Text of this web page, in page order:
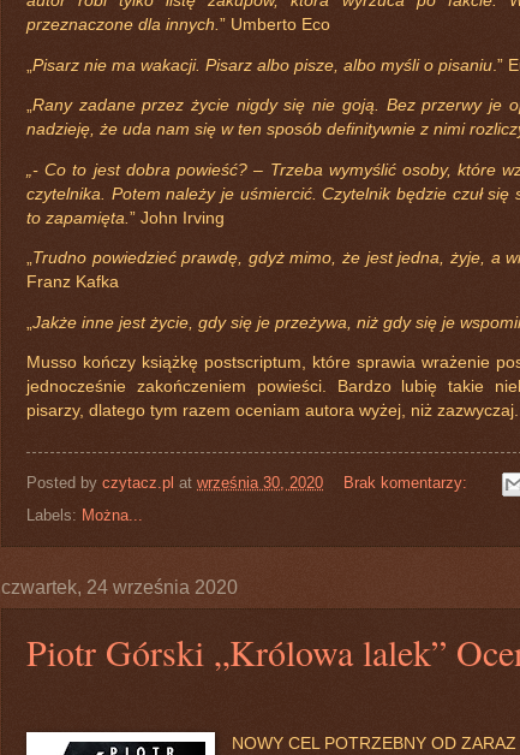
przeznaczone dla innych.” Umberto Eco
Pisarz nie ma wakacji. Pisarz albo pisze, albo myśli o pisaniu .”
„Rany zadane przez życie nigdy się nie goją. Bez przerwy je
nadzieję, że uda nam się w ten sposób definitywnie z nimi
„- Co to jest dobra powieść? – Trzeba wymyślić osoby, które
czytelnika. Potem należy je uśmiercić. Czytelnik będzie czuł się
to zapamięta. ” John Irving
„Trudno powiedzieć prawdę, gdyż mimo, że jest jedna, żyje, a
Franz Kafka
Jakże inne jest życie, gdy się je przeżywa, niż gdy się je
Musso kończy książkę postscriptum, które sprawia wrażenie
jednocześnie zakończeniem powieści. Bardzo lubię takie
pisarzy, dlatego tym razem oceniam autora wyżej, niż zazwyczaj.
Posted by czytacz.pl at września 30, 2020
Brak komentarzy:
Labels: Można...
czwartek, 24 września 2020
Piotr Górski „Królowa lalek”
NOWY CEL POTRZEBNY OD ZARAZ